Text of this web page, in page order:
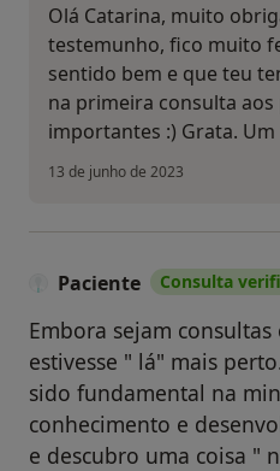
Olá Catarina, muito
testemunho, fico muito
sentido bem e que teu
na primeira consulta
importantes :) Grata.
13 de junho de 2023
Paciente Consulta
Embora sejam
estivesse " lá" mais
sido fundamental na
conhecimento e
e descubro uma coisa "